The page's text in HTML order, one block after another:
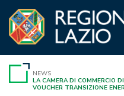
contenuto
NEWS
LA CAMERA DI COMMERCIO
VOUCHER TRANSIZIONE